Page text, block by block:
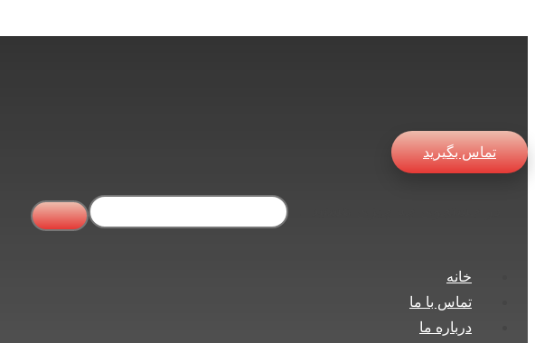
تماس بگیرید
خانه
تماس با ما
درباره ما